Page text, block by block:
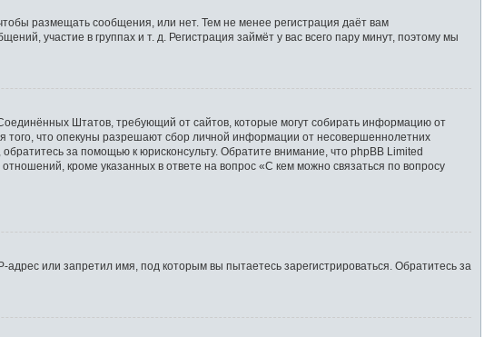
размещать сообщения, или нет. Тем не менее регистрация даёт вам
участие в группах и т. д. Регистрация займёт у вас всего пару минут, поэтому мы
Штатов, требующий от сайтов, которые могут собирать информацию от
того, что опекуны разрешают сбор личной информации от несовершеннолетних
за помощью к юрисконсульту. Обратите внимание, что phpBB Limited
кроме указанных в ответе на вопрос «С кем можно связаться по вопросу
или запретил имя, под которым вы пытаетесь зарегистрироваться. Обратитесь за